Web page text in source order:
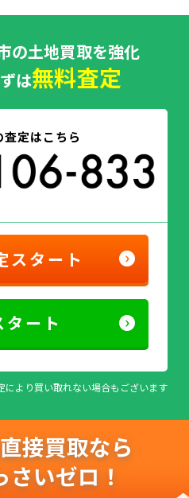
の土地買取を強化
は無料査定
査定はこちら
スタート
ート
より買い取れない場合もございます
接買取なら
いゼロ！